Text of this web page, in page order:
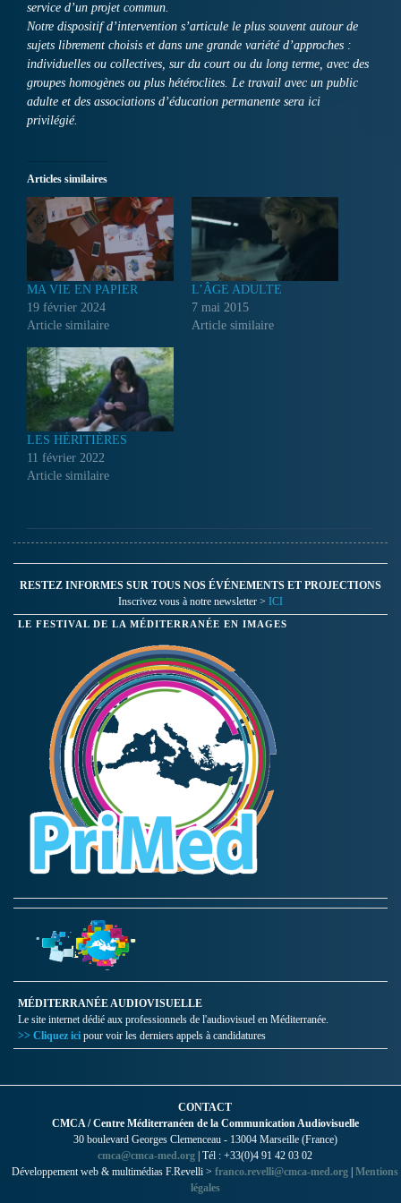
service d’un projet commun.
Notre dispositif d’intervention s’articule le plus souvent autour de
sujets librement choisis et dans une grande variété d’approches :
individuelles ou collectives, sur du court ou du long terme, avec des
groupes homogènes ou plus hétéroclites. Le travail avec un public
adulte et des associations d’éducation permanente sera ici
privilégié.
Articles similaires
MA VIE EN PAPIER
19 février 2024
Article similaire
L’ÂGE ADULTE
7 mai 2015
Article similaire
LES HÉRITIÈRES
11 février 2022
Article similaire
RESTEZ INFORMES SUR TOUS NOS ÉVÉNEMENTS ET PROJECTIONS
Inscrivez vous à notre newsletter > ICI
LE FESTIVAL DE LA MÉDITERRANÉE EN IMAGES
MÉDITERRANÉE AUDIOVISUELLE
Le site internet dédié aux professionnels de l'audiovisuel en Méditerranée.
>> Cliquez ici pour voir les derniers appels à candidatures
CONTACT
CMCA / Centre Méditerranéen de la Communication Audiovisuelle
30 boulevard Georges Clemenceau - 13004 Marseille (France)
cmca@cmca-med.org | Tél : +33(0)4 91 42 03 02
Développement web & multimédias F.Revelli > franco.revelli@cmca-med.org | Mentions
légales